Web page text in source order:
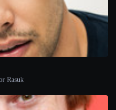
Rasuk